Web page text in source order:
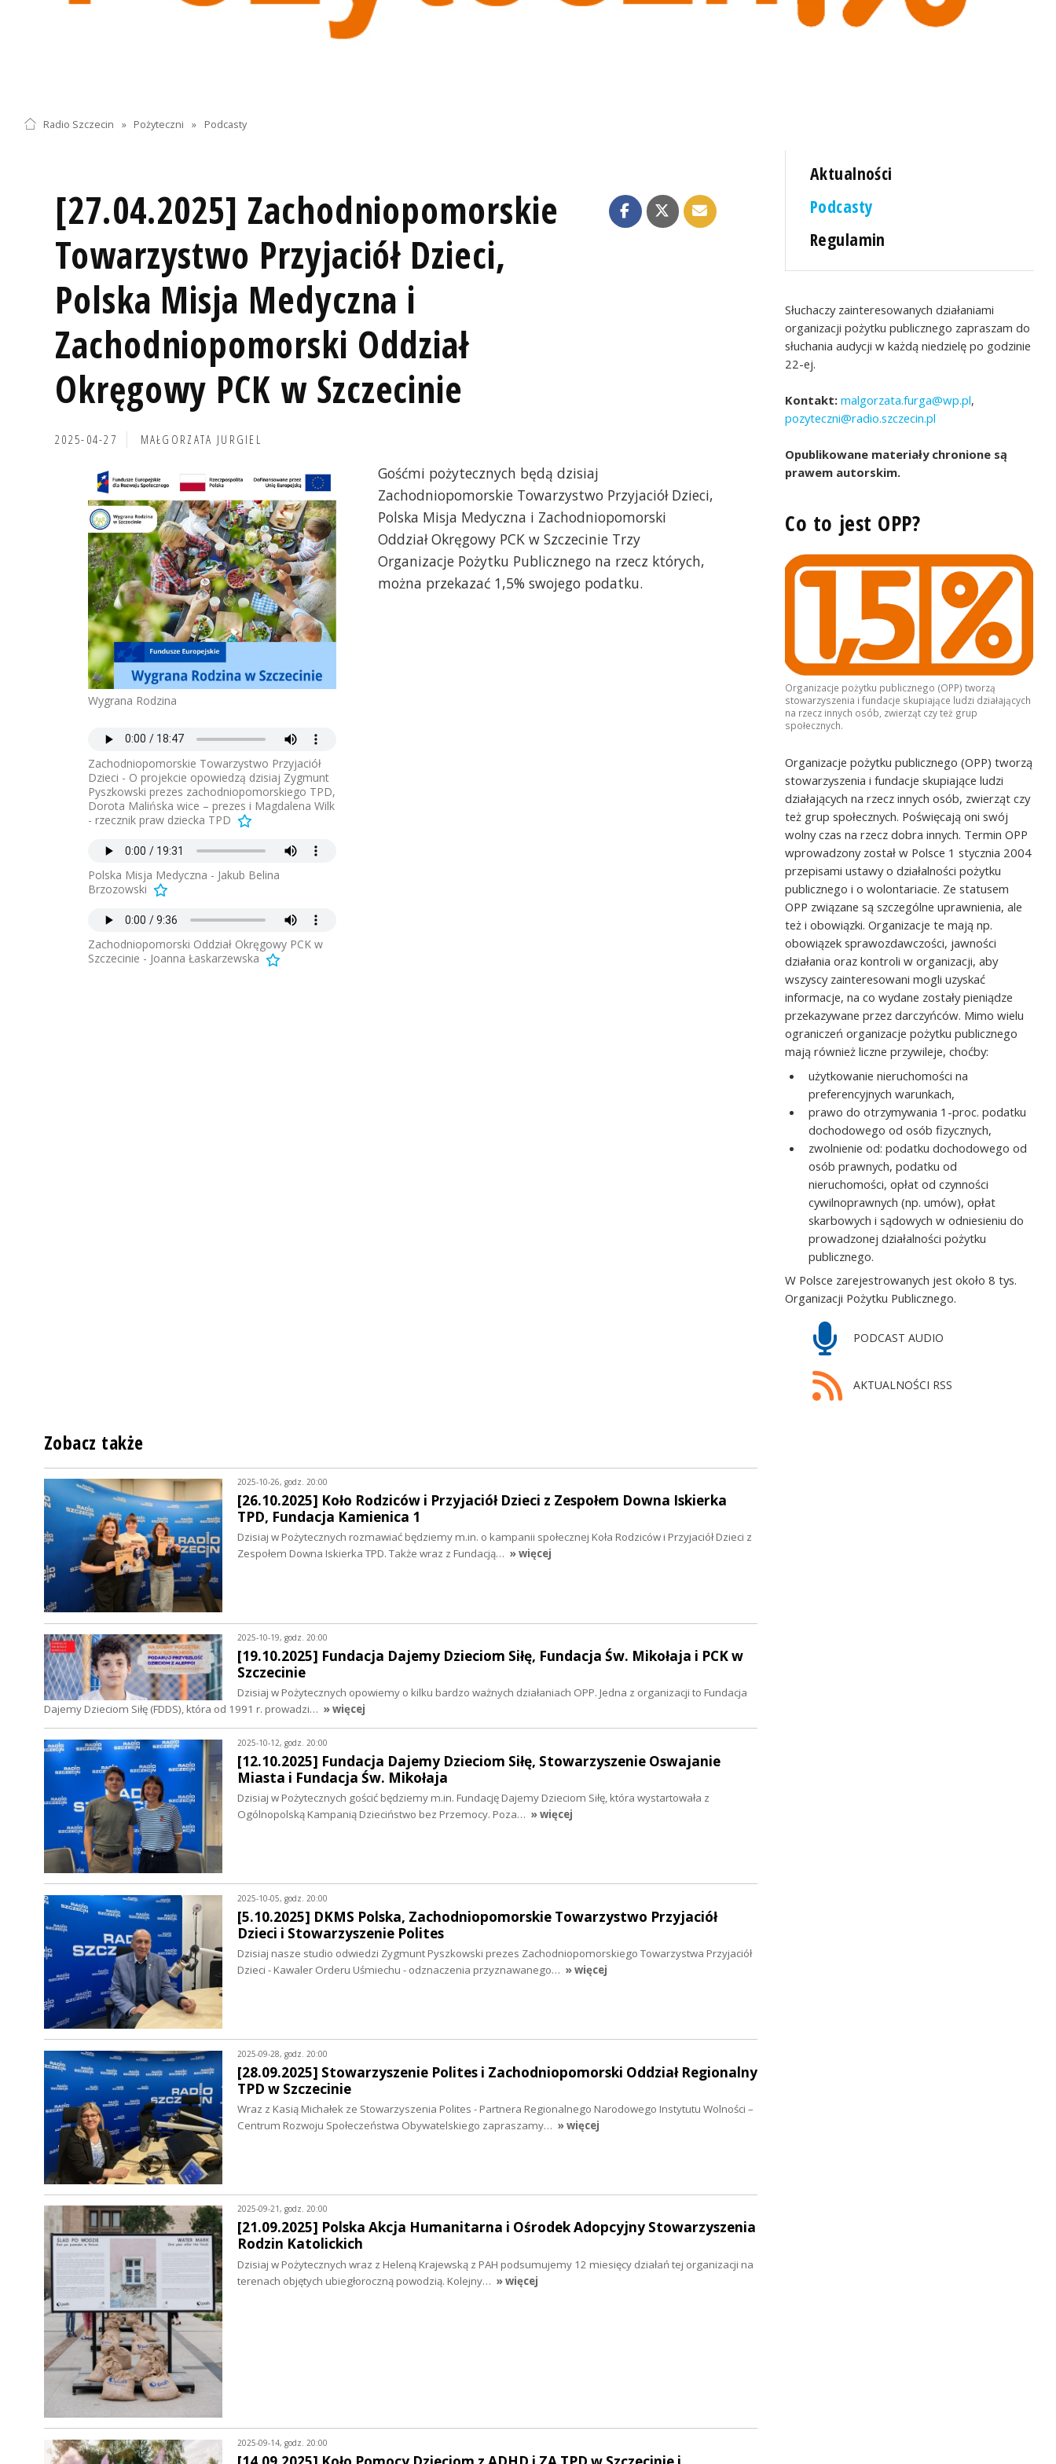
Radio Szczecin » Pożyteczni » Podcasty
[27.04.2025] Zachodniopomorskie
Towarzystwo Przyjaciół Dzieci,
Polska Misja Medyczna i
Zachodniopomorski Oddział
Okręgowy PCK w Szczecinie
2025-04-27 MAŁGORZATA JURGIEL
Wygrana Rodzina
Zachodniopomorskie Towarzystwo Przyjaciół
Dzieci - O projekcie opowiedzą dzisiaj Zygmunt
Pyszkowski prezes zachodniopomorskiego TPD,
Dorota Malińska wice – prezes i Magdalena Wilk
- rzecznik praw dziecka TPD
Polska Misja Medyczna - Jakub Belina
Brzozowski
Zachodniopomorski Oddział Okręgowy PCK w
Szczecinie - Joanna Łaskarzewska
Gośćmi pożytecznych będą dzisiaj
Zachodniopomorskie Towarzystwo Przyjaciół Dzieci,
Polska Misja Medyczna i Zachodniopomorski
Oddział Okręgowy PCK w Szczecinie Trzy
Organizacje Pożytku Publicznego na rzecz których,
można przekazać 1,5% swojego podatku.
Aktualności
Podcasty
Regulamin
Słuchaczy zainteresowanych działaniami
organizacji pożytku publicznego zapraszam do
słuchania audycji w każdą niedzielę po godzinie
22-ej.
Kontakt: malgorzata.furga@wp.pl,
pozyteczni@radio.szczecin.pl
Opublikowane materiały chronione są
prawem autorskim.
Co to jest OPP?
Organizacje pożytku publicznego (OPP) tworzą
stowarzyszenia i fundacje skupiające ludzi działających
na rzecz innych osób, zwierząt czy też grup
społecznych.
Organizacje pożytku publicznego (OPP) tworzą
stowarzyszenia i fundacje skupiające ludzi
działających na rzecz innych osób, zwierząt czy
też grup społecznych. Poświęcają oni swój
wolny czas na rzecz dobra innych. Termin OPP
wprowadzony został w Polsce 1 stycznia 2004
przepisami ustawy o działalności pożytku
publicznego i o wolontariacie. Ze statusem
OPP związane są szczególne uprawnienia, ale
też i obowiązki. Organizacje te mają np.
obowiązek sprawozdawczości, jawności
działania oraz kontroli w organizacji, aby
wszyscy zainteresowani mogli uzyskać
informacje, na co wydane zostały pieniądze
przekazywane przez darczyńców. Mimo wielu
ograniczeń organizacje pożytku publicznego
mają również liczne przywileje, choćby:
użytkowanie nieruchomości na
preferencyjnych warunkach,
prawo do otrzymywania 1-proc. podatku
dochodowego od osób fizycznych,
zwolnienie od: podatku dochodowego od
osób prawnych, podatku od
nieruchomości, opłat od czynności
cywilnoprawnych (np. umów), opłat
skarbowych i sądowych w odniesieniu do
prowadzonej działalności pożytku
publicznego.
W Polsce zarejestrowanych jest około 8 tys.
Organizacji Pożytku Publicznego.
PODCAST AUDIO
AKTUALNOŚCI RSS
Zobacz także
2025-10-26, godz. 20:00
[26.10.2025] Koło Rodziców i Przyjaciół Dzieci z Zespołem Downa Iskierka
TPD, Fundacja Kamienica 1
Dzisiaj w Pożytecznych rozmawiać będziemy m.in. o kampanii społecznej Koła Rodziców i Przyjaciół Dzieci z
Zespołem Downa Iskierka TPD. Także wraz z Fundacją… » więcej
2025-10-19, godz. 20:00
[19.10.2025] Fundacja Dajemy Dzieciom Siłę, Fundacja Św. Mikołaja i PCK w
Szczecinie
Dzisiaj w Pożytecznych opowiemy o kilku bardzo ważnych działaniach OPP. Jedna z organizacji to Fundacja
Dajemy Dzieciom Siłę (FDDS), która od 1991 r. prowadzi… » więcej
2025-10-12, godz. 20:00
[12.10.2025] Fundacja Dajemy Dzieciom Siłę, Stowarzyszenie Oswajanie
Miasta i Fundacja Św. Mikołaja
Dzisiaj w Pożytecznych gościć będziemy m.in. Fundację Dajemy Dzieciom Siłę, która wystartowała z
Ogólnopolską Kampanią Dzieciństwo bez Przemocy. Poza… » więcej
2025-10-05, godz. 20:00
[5.10.2025] DKMS Polska, Zachodniopomorskie Towarzystwo Przyjaciół
Dzieci i Stowarzyszenie Polites
Dzisiaj nasze studio odwiedzi Zygmunt Pyszkowski prezes Zachodniopomorskiego Towarzystwa Przyjaciół
Dzieci - Kawaler Orderu Uśmiechu - odznaczenia przyznawanego… » więcej
2025-09-28, godz. 20:00
[28.09.2025] Stowarzyszenie Polites i Zachodniopomorski Oddział Regionalny
TPD w Szczecinie
Wraz z Kasią Michałek ze Stowarzyszenia Polites - Partnera Regionalnego Narodowego Instytutu Wolności –
Centrum Rozwoju Społeczeństwa Obywatelskiego zapraszamy… » więcej
2025-09-21, godz. 20:00
[21.09.2025] Polska Akcja Humanitarna i Ośrodek Adopcyjny Stowarzyszenia
Rodzin Katolickich
Dzisiaj w Pożytecznych wraz z Heleną Krajewską z PAH podsumujemy 12 miesięcy działań tej organizacji na
terenach objętych ubiegłoroczną powodzią. Kolejny… » więcej
2025-09-14, godz. 20:00